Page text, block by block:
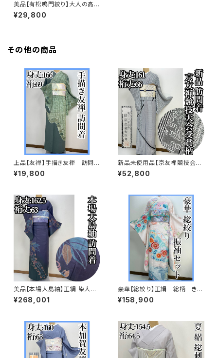
美品【有松鳴門絞り】大人の高級
浴衣 有松絞りs203
¥29,800
その他の商品
上品【友禅】手描き友禅 訪問着
正絹s697
¥19,800
新品未使用品【京友禅競技会大
会受賞柄】正絹 袷 訪問着s758
¥52,800
美品【本場大島紬】正絹 染大島
紬 訪問着s776
¥268,001
豪華【総絞り】正絹 総柄 きぬ
たや調 振袖セット s676
¥158,900